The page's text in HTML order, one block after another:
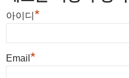
아이디 *
Email *